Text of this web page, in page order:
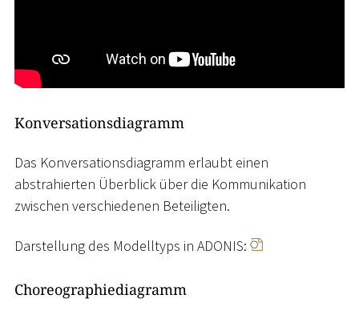
Konversationsdiagramm
Das Konversationsdiagramm erlaubt einen
abstrahierten Überblick über die Kommunikation
zwischen verschiedenen Beteiligten.
Darstellung des Modelltyps in ADONIS:
Choreographiediagramm